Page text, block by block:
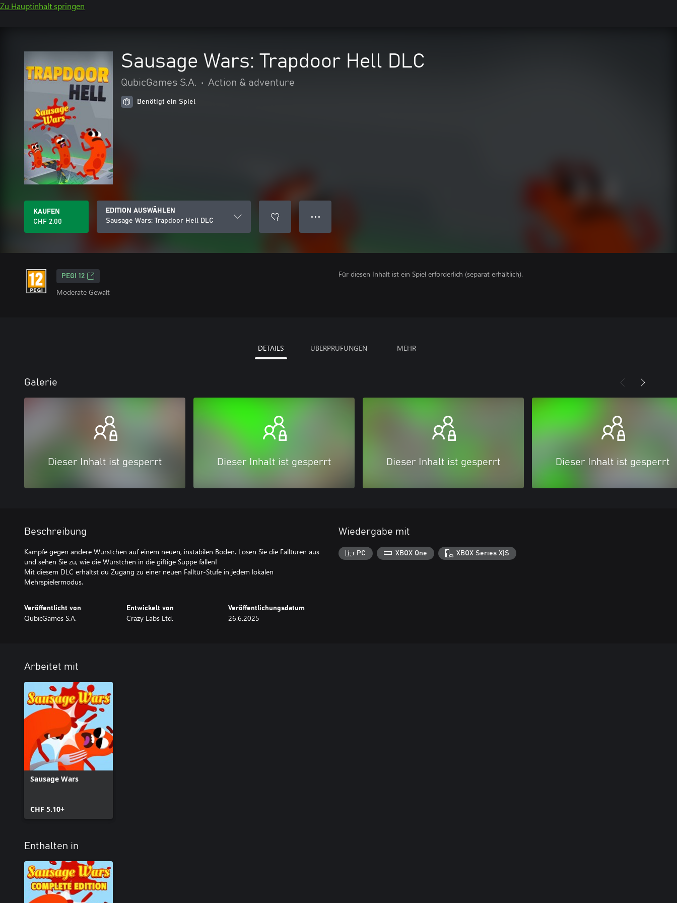
Zu Hauptinhalt springen
Sausage Wars: Trapdoor Hell DLC
QubicGames S.A. • Action & adventure
Benötigt ein Spiel
KAUFEN
CHF 2.00
EDITION AUSWÄHLEN
Sausage Wars: Trapdoor Hell DLC
● ● ●
PEGI 12
Moderate Gewalt
Für diesen Inhalt ist ein Spiel erforderlich (separat erhältlich).
DETAILS ÜBERPRÜFUNGEN MEHR
Galerie
Dieser Inhalt ist gesperrt Dieser Inhalt ist gesperrt Dieser Inhalt ist gesperrt Dieser Inhalt ist gesperrt
Beschreibung
Kämpfe gegen andere Würstchen auf einem neuen, instabilen Boden. Lösen Sie die Falltüren aus
und sehen Sie zu, wie die Würstchen in die giftige Suppe fallen!
Mit diesem DLC erhältst du Zugang zu einer neuen Falltür-Stufe in jedem lokalen
Mehrspielermodus.
Veröffentlicht von
QubicGames S.A.
Entwickelt von
Crazy Labs Ltd.
Veröffentlichungsdatum
26.6.2025
Wiedergabe mit
PC XBOX One XBOX Series X|S
Arbeitet mit
Sausage Wars
CHF 5.10+
Enthalten in